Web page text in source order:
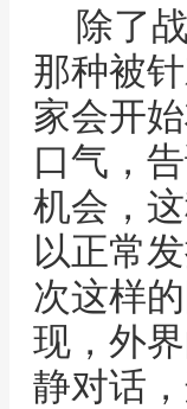
除了
那种被
家会开
口气，
机会，
以正常
次这样
现，外
静对话